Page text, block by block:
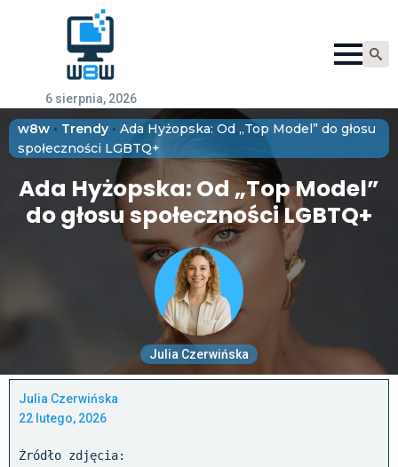
6 sierpnia, 2026
w8w • Trendy • Ada Hyżopska: Od „Top Model” do głosu
społeczności LGBTQ+
Ada Hyżopska: Od „Top Model”
do głosu społeczności LGBTQ+
Julia Czerwińska
Julia Czerwińska
22 lutego, 2026
Żródło zdjęcia: